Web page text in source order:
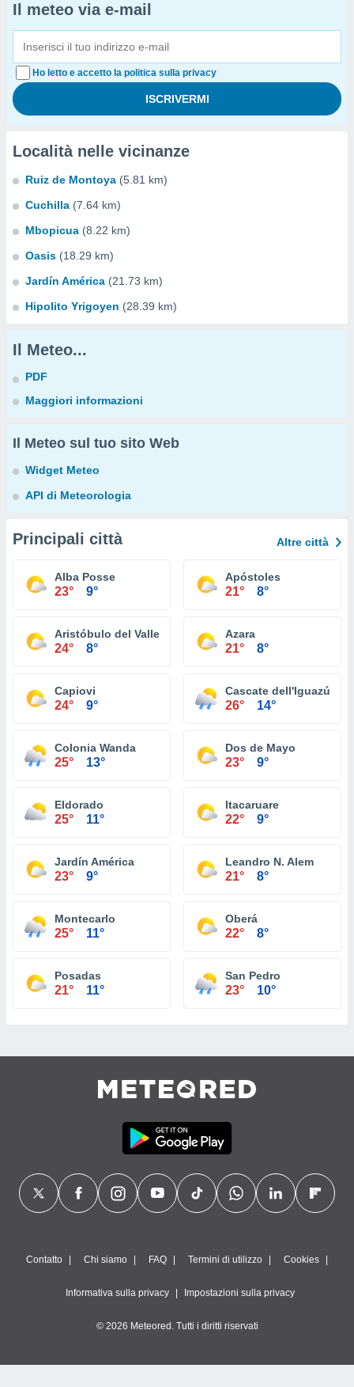
Il meteo via e-mail
Ho letto e accetto la politica sulla privacy
Località nelle vicinanze
Ruiz de Montoya (5.81 km)
Cuchilla (7.64 km)
Mbopicua (8.22 km)
Oasis (18.29 km)
Jardín América (21.73 km)
Hipolito Yrigoyen (28.39 km)
Il Meteo...
PDF
Maggiori informazioni
Il Meteo sul tuo sito Web
Widget Meteo
API di Meteorologia
Principali città Altre città
Alba Posse
23° 9°
Apóstoles
21° 8°
Aristóbulo del Valle
24° 8°
Azara
21° 8°
Capiovi
24° 9°
Cascate dell'Iguazú
26° 14°
Colonia Wanda
25° 13°
Dos de Mayo
23° 9°
Eldorado
25° 11°
Itacaruare
22° 9°
Jardín América
23° 9°
Leandro N. Alem
21° 8°
Montecarlo
25° 11°
Oberá
22° 8°
Posadas
21° 11°
San Pedro
23° 10°
Contatto Chi siamo FAQ Termini di utilizzo Cookies
Informativa sulla privacy Impostazioni sulla privacy
© 2026 Meteored. Tutti i diritti riservati